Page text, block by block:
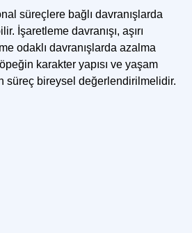
süreçlere bağlı davranışlarda
İşaretleme davranışı, aşırı
odaklı davranışlarda azalma
karakter yapısı ve yaşam
süreç bireysel değerlendirilmelidir.